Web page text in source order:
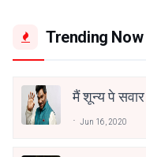
Trending Now
मैं शून्य पे
Jun 16, 2020